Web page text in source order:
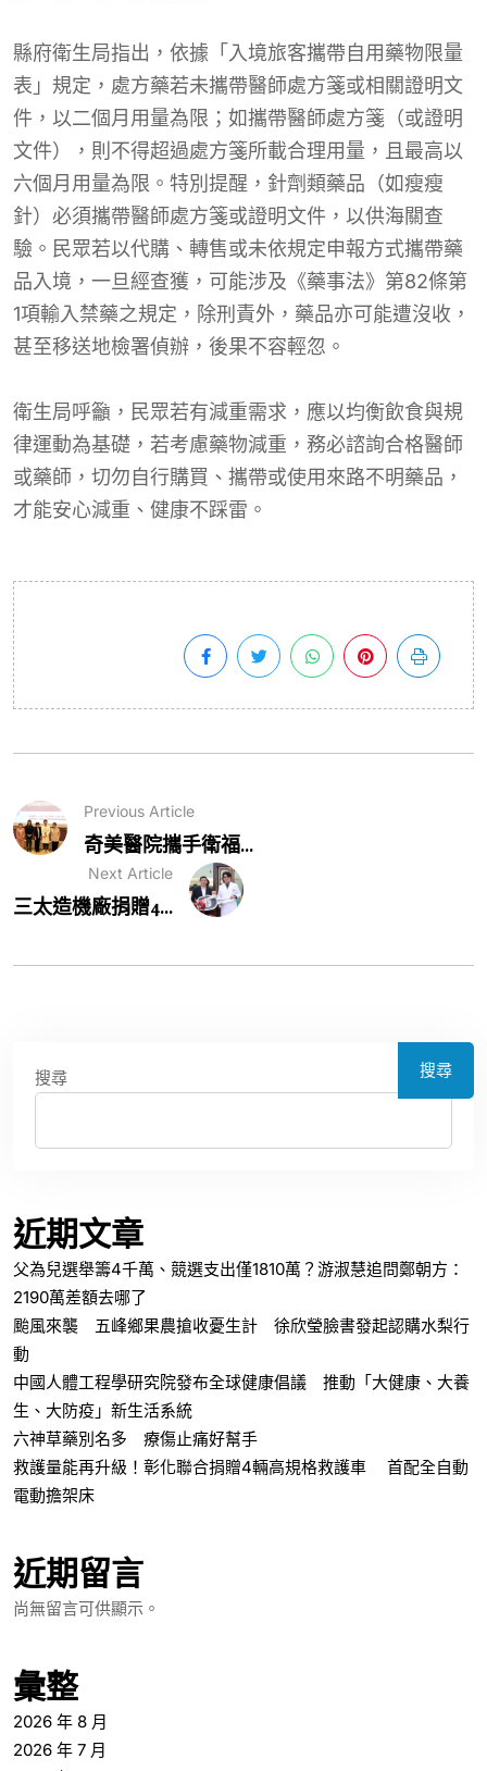
縣府衛生局指出，依據「入境旅客攜帶自用藥物限量
表」規定，處方藥若未攜帶醫師處方箋或相關證明文
件，以二個月用量為限；如攜帶醫師處方箋（或證明
文件），則不得超過處方箋所載合理用量，且最高以
六個月用量為限。特別提醒，針劑類藥品（如瘦瘦
針）必須攜帶醫師處方箋或證明文件，以供海關查
驗。民眾若以代購、轉售或未依規定申報方式攜帶藥
品入境，一旦經查獲，可能涉及《藥事法》第82條第
1項輸入禁藥之規定，除刑責外，藥品亦可能遭沒收，
甚至移送地檢署偵辦，後果不容輕忽。
衛生局呼籲，民眾若有減重需求，應以均衡飲食與規
律運動為基礎，若考慮藥物減重，務必諮詢合格醫師
或藥師，切勿自行購買、攜帶或使用來路不明藥品，
才能安心減重、健康不踩雷。
Previous Article
奇美醫院攜手衛福...
Next Article
三太造機廠捐贈4...
搜尋 搜尋
近期文章
父為兒選舉籌4千萬、競選支出僅1810萬？游淑慧追問鄭朝方：
2190萬差額去哪了
颱風來襲 五峰鄉果農搶收憂生計 徐欣瑩臉書發起認購水梨行
動
中國人體工程學研究院發布全球健康倡議 推動「大健康、大養
生、大防疫」新生活系統
六神草藥別名多 療傷止痛好幫手
救護量能再升級！彰化聯合捐贈4輛高規格救護車 首配全自動
電動擔架床
近期留言
尚無留言可供顯示。
彙整
2026 年 8 月
2026 年 7 月